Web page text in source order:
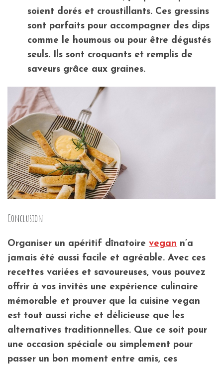
soient dorés et croustillants. Ces gressins
sont parfaits pour accompagner des dips
comme le houmous ou pour être dégustés
seuls. Ils sont croquants et remplis de
saveurs grâce aux graines.
Conclusion
Organiser un apéritif dînatoire vegan n’a
jamais été aussi facile et agréable. Avec ces
recettes variées et savoureuses, vous pouvez
offrir à vos invités une expérience culinaire
mémorable et prouver que la cuisine vegan
est tout aussi riche et délicieuse que les
alternatives traditionnelles. Que ce soit pour
une occasion spéciale ou simplement pour
passer un bon moment entre amis, ces